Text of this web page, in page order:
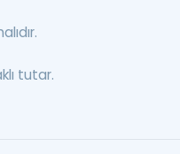
tutar.